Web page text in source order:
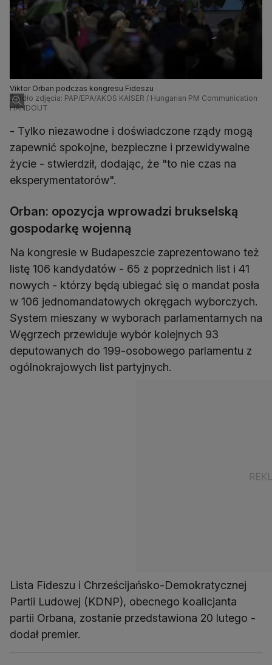
Viktor Orban podczas kongresu Fideszu
Źródło zdjęcia: PAP/EPA/AKOS KAISER / Hungarian PM Communication
HANDOUT
- Tylko niezawodne i doświadczone rządy mogą
zapewnić spokojne, bezpieczne i przewidywalne
życie - stwierdził, dodając, że "to nie czas na
eksperymentatorów".
Orban: opozycja wprowadzi brukselską
gospodarkę wojenną
Na kongresie w Budapeszcie zaprezentowano też
listę 106 kandydatów - 65 z poprzednich list i 41
nowych - którzy będą ubiegać się o mandat posła
w 106 jednomandatowych okręgach wyborczych.
System mieszany w wyborach parlamentarnych na
Węgrzech przewiduje wybór kolejnych 93
deputowanych do 199-osobowego parlamentu z
ogólnokrajowych list partyjnych.
Lista Fideszu i Chrześcijańsko-Demokratycznej
Partii Ludowej (KDNP), obecnego koalicjanta
partii Orbana, zostanie przedstawiona 20 lutego -
dodał premier.